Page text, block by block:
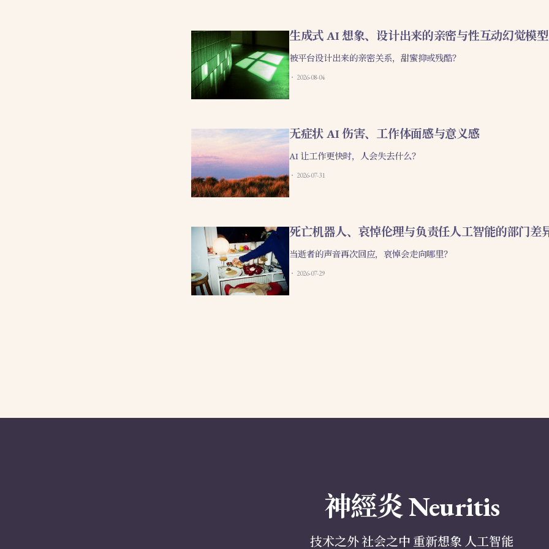
生成式 AI 想象、设计出来的亲密与性互动幻觉模型
被平台设计出来的亲密关系，甜蜜抑或残酷？
2026-08-04
无症状 AI 伤害、工作体面感与意义感
AI 让工作更快时，人会失去什么？
2026-07-31
死亡机器人、哀悼伦理与负责任人工智能的部门差
当逝者的声音再次回应，哀悼会走向哪里？
2026-07-29
神經炎 Neuritis
技术之外 社会之中 重新想象 人工智能